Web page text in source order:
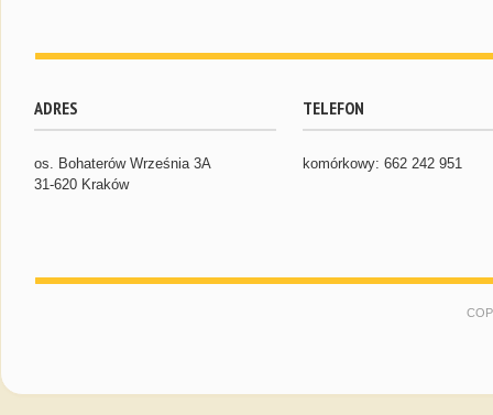
ADRES
os. Bohaterów Września 3A
31-620 Kraków
TELEFON
komórkowy: 662 242 951